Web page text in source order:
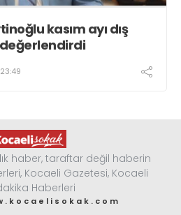
kasım ayı dış
23:49
haber, taraftar değil haberin
Kocaeli Gazetesi, Kocaeli
Haberleri